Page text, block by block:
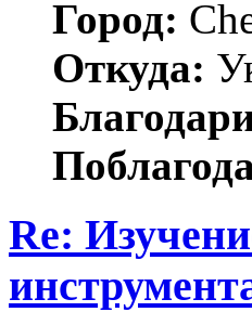
Город:
Откуда:
Re: